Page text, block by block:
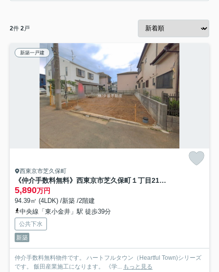
2件 2戸
新築一戸建
西東京市芝久保町
《仲介手数料無料》西東京市芝久保町１丁目21-16新築一戸建て‎ハートフルタウン
5,890万円
94.39㎡ (4LDK) /新築 /2階建
中央線「東小金井」駅 徒歩39分
公共下水
新築
仲介手数料無料物件です。 ハートフルタウン（Heartful Town)シリーズ
です。 飯田産業施工になります。 《学... もっと見る